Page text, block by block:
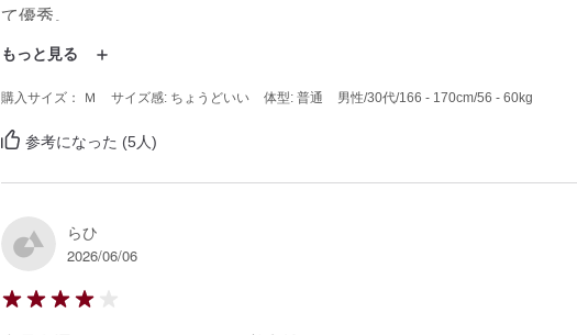
て優秀。
洗濯しても型崩れしにくく、コスパも良いです。
もっと見る
購入サイズ： Ｍ サイズ感: ちょうどいい 体型: 普通 男性/30代/166 - 170cm/56 - 60kg
参考になった (5人)
らひ
2026/06/06